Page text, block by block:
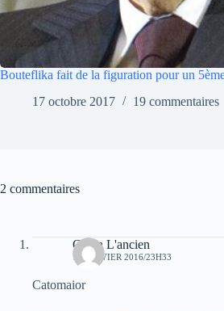
Bouteflika fait de la figuration pour un
17 octobre 2017
19 commentaires
2 commentaires
Caton L'ancien
13 JANVIER 2016/23H33
Catomaior